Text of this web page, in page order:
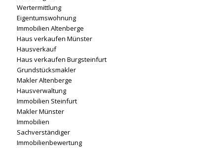
Wertermittlung
Eigentumswohnung
Immobilien Altenberge
Haus verkaufen Münster
Hausverkauf
Haus verkaufen Burgsteinfurt
Grundstücksmakler
Makler Altenberge
Hausverwaltung
Immobilien Steinfurt
Makler Münster
Immobilien
Sachverständiger
Immobilienbewertung